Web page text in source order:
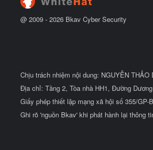
@ 2009 - 2026 Bkav Cyber Security
Chịu trách nhiệm nội dung: NGUYỄN THẢO
Địa chỉ: Tầng 2, Tòa nhà HH1, Đường
Giấy phép thiết lập mạng xã hội số 355/
Ghi rõ 'nguồn Bkav' khi phát hành lại thông